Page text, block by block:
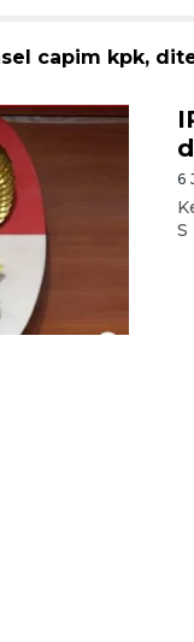
capim kpk,
6
S